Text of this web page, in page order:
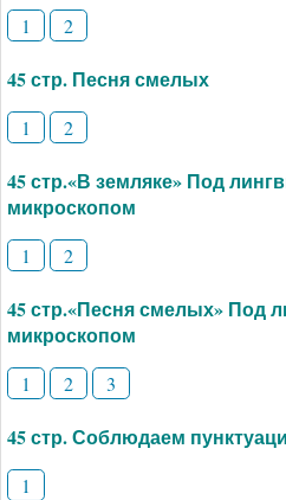
1 2
45 стр. Песня смелых
1 2
45 стр.«В земляке» Под
микроскопом
1 2
45 стр.«Песня смелых» Под
микроскопом
1 2 3
45 стр. Соблюдаем
1